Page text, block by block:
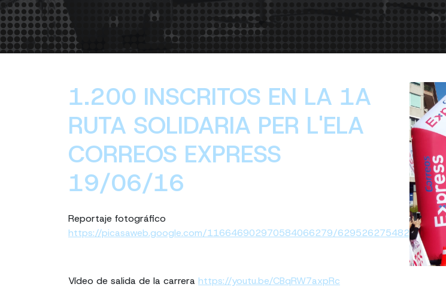
1.200 INSCRITOS EN LA 1A
RUTA SOLIDARIA PER L'ELA
CORREOS EXPRESS
19/06/16
Reportaje fotográfico
https://picasaweb.google.com/116646902970584066279/6295262754821508177
Vídeo de salida de la carrera https://youtu.be/CBqRW7axpRc